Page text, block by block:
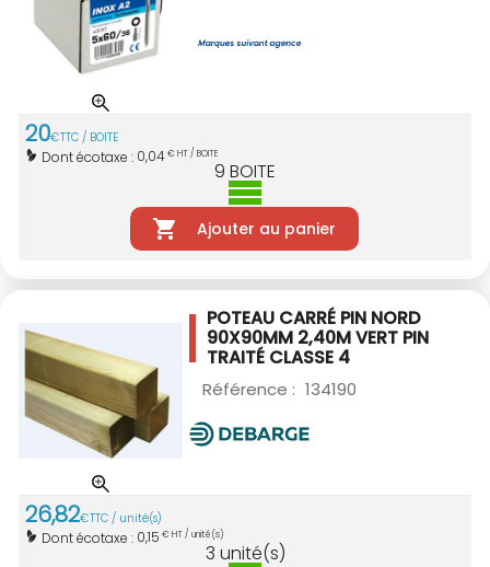
20€TTC / BOITE
Dont écotaxe : 0,04€ HT / BOITE
9 BOITE
Ajouter au panier
POTEAU CARRÉ PIN NORD
90X90MM 2,40M VERT PIN
TRAITÉ CLASSE 4
Référence : 134190
26,82€TTC / unité(s)
Dont écotaxe : 0,15 € HT / unité(s)
3 unité(s)